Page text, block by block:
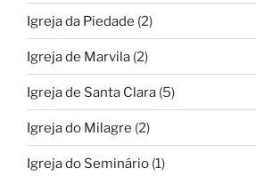
Igreja da Piedade (2)
Igreja de Marvila (2)
Igreja de Santa Clara (5)
Igreja do Milagre (2)
Igreja do Seminário (1)